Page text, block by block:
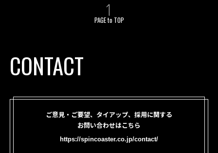
PAGE to TOP
CONTACT
ご意見・ご要望、タイアップ、採用に関する
お問い合わせはこちら
https://spincoaster.co.jp/contact/